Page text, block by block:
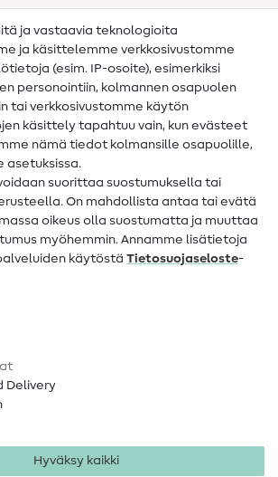
ja vastaavia teknologioita
ja käsittelemme verkkosivustomme
(esim. IP-osoite), esimerkiksi
personointiin, kolmannen osapuolen
tai verkkosivustomme käytön
käsittely tapahtuu vain, kun evästeet
nämä tiedot kolmansille osapuolille,
asetuksissa.
suorittaa suostumuksella tai
On mahdollista antaa tai evätä
oikeus olla suostumatta ja muuttaa
myöhemmin. Annamme lisätietoja
käytöstä Tietosuojaseloste-
Delivery
Hyväksy kaikki